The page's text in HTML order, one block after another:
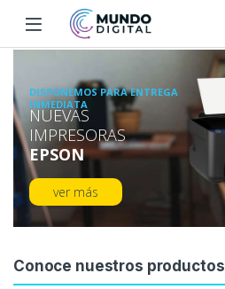
NUEVAS
IMPRESORAS
EPSON
DISPONEMOS PARA ENTREGA
INMEDIATA
ver más
Conoce nuestros productos